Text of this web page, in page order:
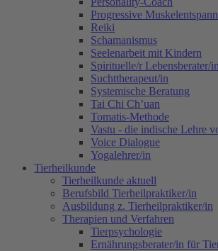
Progressive
Reiki
Schamanismus
Seelenarbeit mit Kindern
Spirituelle/r Lebensberater/in
Suchttherapeut/in
Systemische Beratung
Tai Chi Ch’uan
Tomatis-Methode
Vastu - die indische Lehre
Voice Dialogue
Yogalehrer/in
Tierheilkunde
Tierheilkunde aktuell
Berufsbild Tierheilpraktiker/in
Ausbildung z. Tierheilpraktiker/in
Therapien und Verfahren
Tierpsychologie
Ernährungsberater/in für